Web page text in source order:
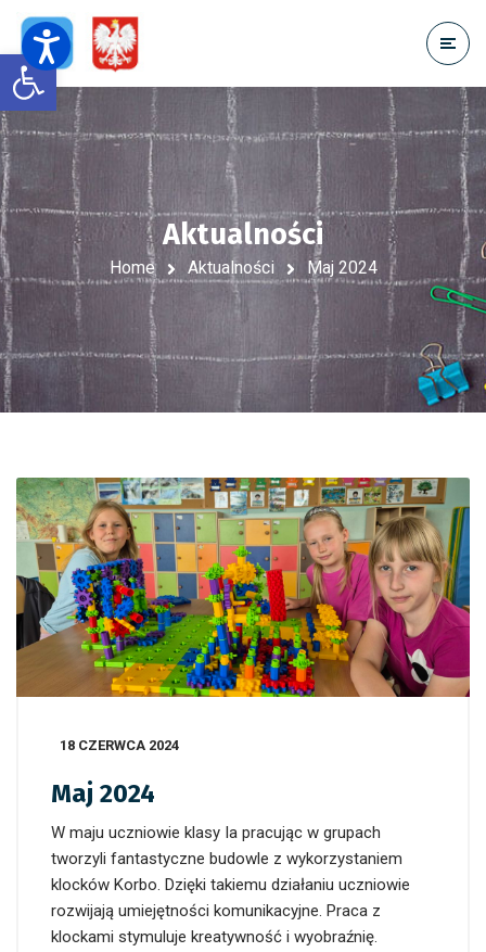
Open toolbar
Aktualności
Home Aktualności Maj 2024
18 CZERWCA 2024
Maj 2024
W maju uczniowie klasy Ia pracując w grupach
tworzyli fantastyczne budowle z wykorzystaniem
klocków Korbo. Dzięki takiemu działaniu uczniowie
rozwijają umiejętności komunikacyjne. Praca z
klockami stymuluje kreatywność i wyobraźnię.